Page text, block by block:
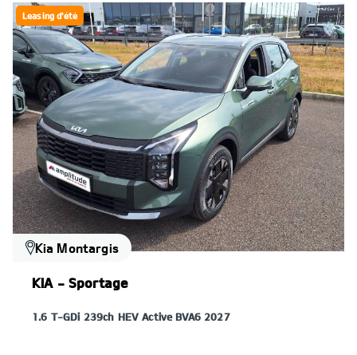
Leasing d'été
Kia Montargis
KIA - Sportage
1.6 T-GDi 239ch HEV Active BVA6 2027